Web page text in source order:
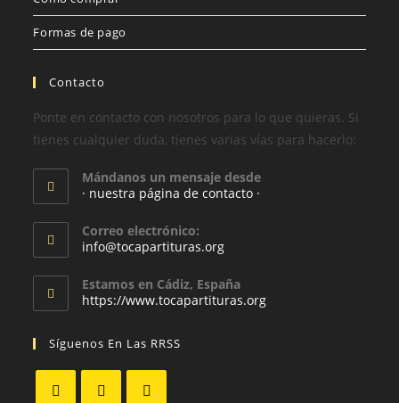
Formas de pago
Contacto
Ponte en contacto con nosotros para lo que quieras. Si
tienes cualquier duda, tienes varias vías para hacerlo:
Mándanos un mensaje desde
· nuestra página de contacto ·
Correo electrónico:
info@tocapartituras.org
Estamos en Cádiz, España
https://www.tocapartituras.org
Síguenos En Las RRSS